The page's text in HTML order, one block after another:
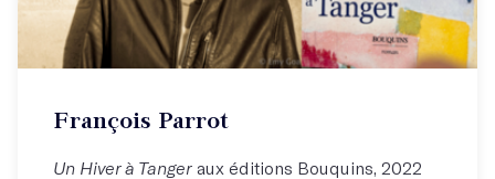
François Parrot
Un Hiver à Tanger aux éditions Bouquins, 2022